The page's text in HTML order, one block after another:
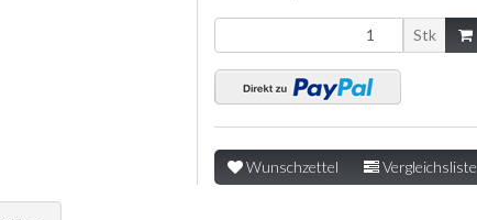
Stk
Wunschzettel Vergleichsliste